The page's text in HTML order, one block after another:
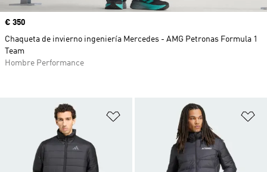
Añadir a la lista de deseos
Precio
€ 350
Chaqueta de invierno ingeniería Mercedes - AMG Petronas Formula 1
Team
Hombre Performance